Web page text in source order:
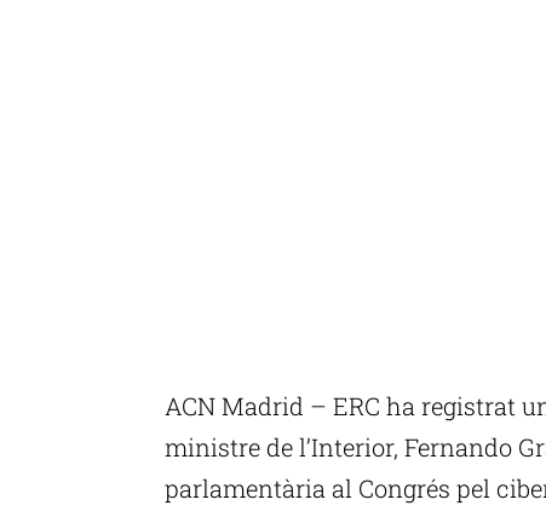
ACN Madrid – ERC ha registrat
ministre de l’Interior, Fernando
parlamentària al Congrés pel